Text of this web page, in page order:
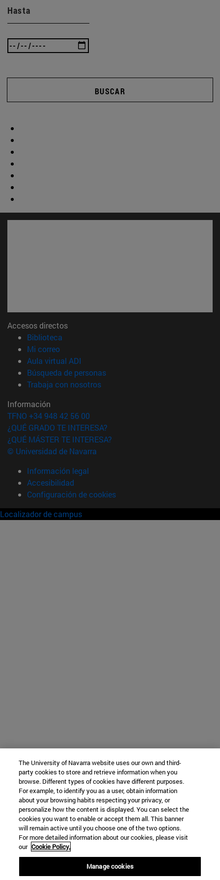
Hasta
BUSCAR
Accesos directos
Biblioteca
Mi correo(abre en nueva ventana)
Aula virtual ADI
Búsqueda de personas(abre en nueva ventana)
Trabaja con nosotros(abre en nueva ventana)
Información
TFNO +34 948 42 56 00
¿QUÉ GRADO TE INTERESA?
¿QUÉ MÁSTER TE INTERESA?
© Universidad de Navarra
Información legal
Accesibilidad
Configuración de cookies
Localizador de campus
The University of Navarra website uses our own and third-
party cookies to store and retrieve information when you
browse. Different types of cookies have different purposes.
For example, to identify you as a user, obtain information
about your browsing habits respecting your privacy, or
personalize how the content is displayed. You can select the
cookies you want to enable or accept them all. This banner
will remain active until you choose one of the two options.
For more detailed information about our cookies, please visit
our Cookie Policy.
Manage cookies